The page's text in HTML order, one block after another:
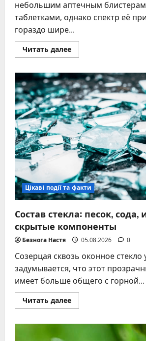
небольшим аптечным
таблетками, однако спектр её
гораздо шире...
Читать далееПрочитать
больше
кислота
–
применение,
дозировка,
противопоказания
–
полный
обзор
Цікаві події та факти
Состав стекла: песок, сода,
скрытые компоненты
Безнога Настя 05.08.2026 0
Созерцая сквозь оконное стекло
задумывается, что этот
имеет больше общего с горной...
Читать далееПрочитать
больше